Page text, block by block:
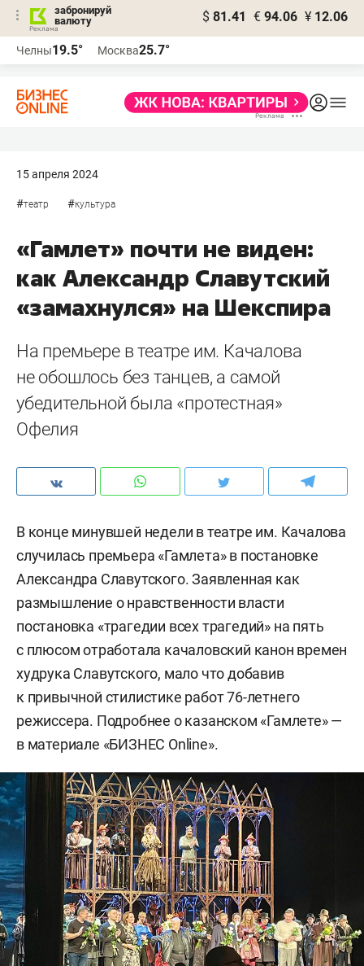
забронируй
валюту
$ 81.41 € 94.06 ¥ 12.06
Челны19.5° Москва25.7°
15 апреля 2024
#театр #культура
«Гамлет» почти не виден:
как Александр Славутский
«замахнулся» на Шекспира
На премьере в театре им. Качалова
не обошлось без танцев, а самой
убедительной была «протестная»
Офелия
В конце минувшей недели в театре им. Качалова
случилась премьера «Гамлета» в постановке
Александра Славутского. Заявленная как
размышление о нравственности власти
постановка «трагедии всех трагедий» на пять
с плюсом отработала качаловский канон времен
худрука Славутского, мало что добавив
к привычной стилистике работ 76-летнего
режиссера. Подробнее о казанском «Гамлете» —
в материале «БИЗНЕС Online».